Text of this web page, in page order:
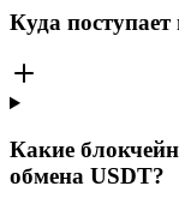
Куда
Какие
обмена USDT?